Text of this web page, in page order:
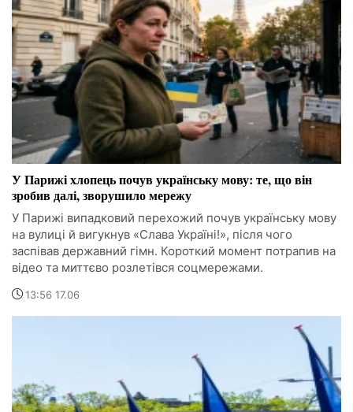
У Парижі хлопець почув українську мову: те, що він
зробив далі, зворушило мережу
У Парижі випадковий перехожий почув українську мову
на вулиці й вигукнув «Слава Україні!», після чого
заспівав державний гімн. Короткий момент потрапив на
відео та миттєво розлетівся соцмережами.
13:56 17.06